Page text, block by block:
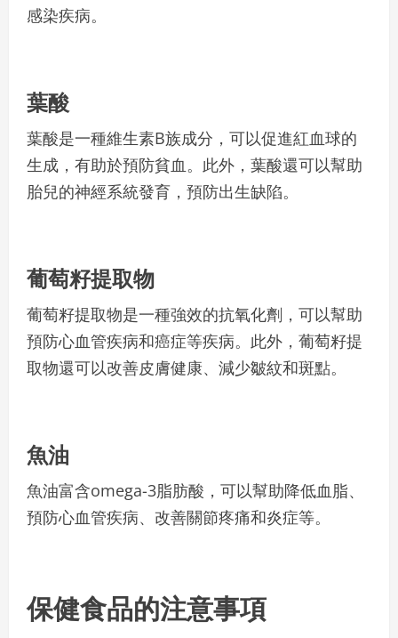
感染疾病。
葉酸
葉酸是一種維生素B族成分，可以促進紅血球的
生成，有助於預防貧血。此外，葉酸還可以幫助
胎兒的神經系統發育，預防出生缺陷。
葡萄籽提取物
葡萄籽提取物是一種強效的抗氧化劑，可以幫助
預防心血管疾病和癌症等疾病。此外，葡萄籽提
取物還可以改善皮膚健康、減少皺紋和斑點。
魚油
魚油富含omega-3脂肪酸，可以幫助降低血脂、
預防心血管疾病、改善關節疼痛和炎症等。
保健食品的注意事項